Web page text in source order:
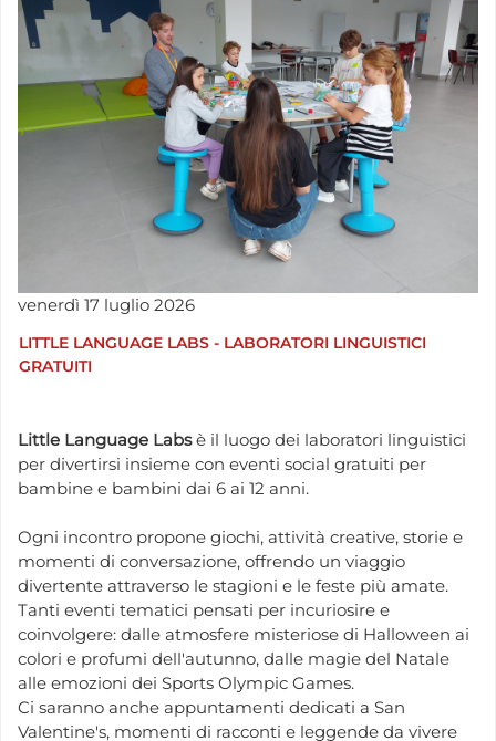
venerdì 17 luglio 2026
LITTLE LANGUAGE LABS - LABORATORI LINGUISTICI
GRATUITI
Little Language Labsè il luogo dei laboratori linguistici
per divertirsi insieme con eventi social gratuiti per
bambine e bambini dai 6 ai 12 anni.
Ogni incontro propone giochi, attività creative, storie e
momenti di conversazione, offrendo un viaggio
divertente attraverso le stagioni e le feste più amate.
Tanti eventi tematici pensati per incuriosire e
coinvolgere: dalle atmosfere misteriose di Halloween ai
colori e profumi dell'autunno, dalle magie del Natale
alle emozioni dei Sports Olympic Games.
Ci saranno anche appuntamenti dedicati a San
Valentine's, momenti di racconti e leggende da vivere